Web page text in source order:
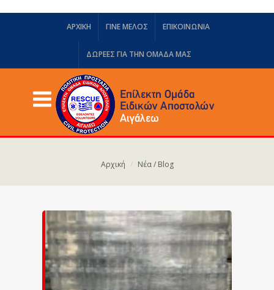
ΑΡΧΙΚΗ ΓΙΝΕ ΜΕΛΟΣ ΕΠΙΚΟΙΝΩΝΙΑ
ΔΩΡΕΈΣ ΓΙΑ ΤΗΝ ΟΜΆΔΑ ΜΑΣ
Αρχική Νέα / Blog